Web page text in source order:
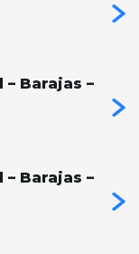
Barajas –
Barajas –